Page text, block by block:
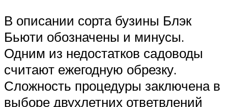
В описании сорта бузины Блэк
Бьюти обозначены и минусы.
Одним из недостатков садоводы
считают ежегодную обрезку.
Сложность процедуры заключена в
выборе двухлетних ответвлений